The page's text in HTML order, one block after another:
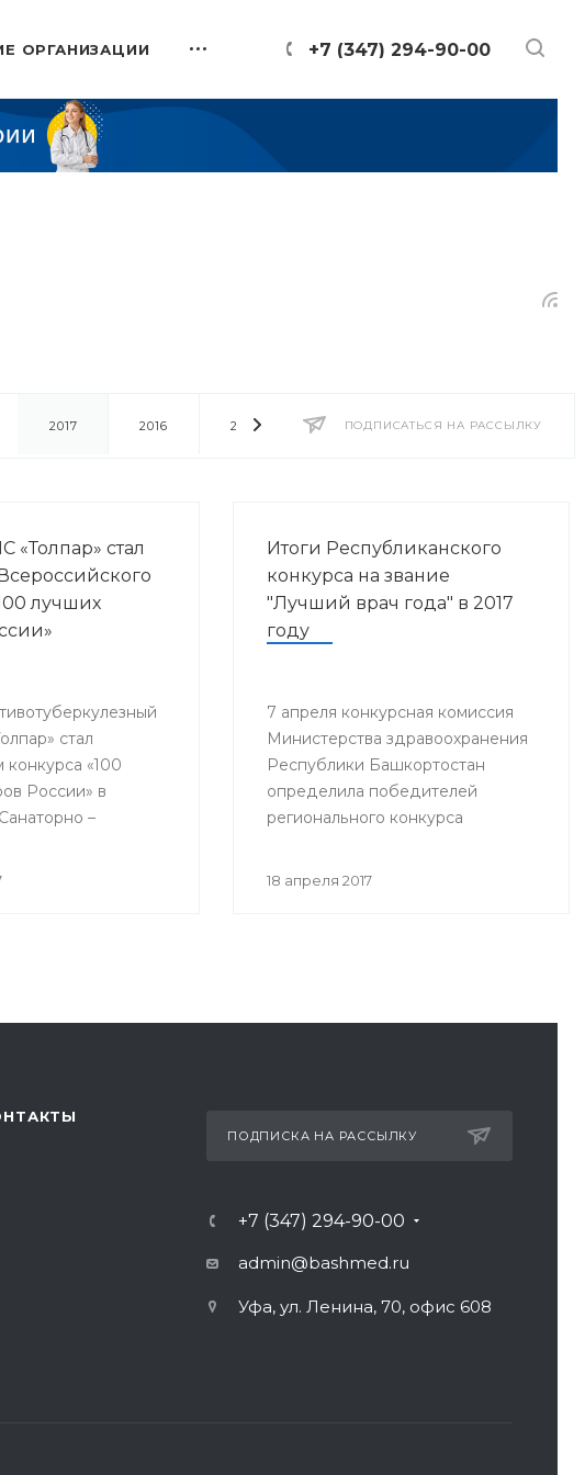
+7 (347) 294-90-00
ОРГАНИЗАЦИИ
ПОДПИСАТЬСЯ НА РАССЫЛКУ
2017 2016 2014 2013 2012 2011
«Толпар» стал
лучших
стал
«100
России» в
–
Итоги Республиканского
конкурса на звание
"Лучший врач года" в 2017
году
7 апреля конкурсная комиссия
Министерства здравоохранения
Республики Башкортостан
определила победителей
регионального конкурса
18 апреля 2017
ПОДПИСКА НА РАССЫЛКУ
+7 (347) 294-90-00
admin@bashmed.ru
Уфа, ул. Ленина, 70, офис 608